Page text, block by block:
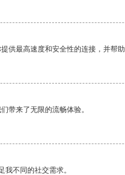
供最高速度和安全性的连接，并帮助
带来了无限的流畅体验。
不同的社交需求。